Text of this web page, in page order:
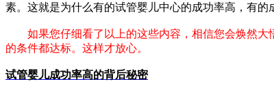
素。这就是为什么有的试管婴儿中心的成功率高，有的
如果您仔细看了以上的这些内容，相信您会焕然
的条件都达标。这样才放心。
试管婴儿成功率高的背后秘密